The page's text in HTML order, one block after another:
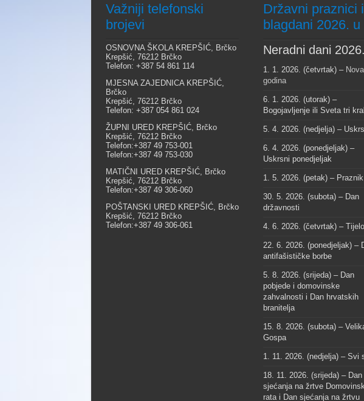
Važniji telefonski
brojevi
OSNOVNA ŠKOLA KREPŠIĆ, Brčko
Krepšić, 76212 Brčko
Telefon: +387 54 861 114
MJESNA ZAJEDNICA KREPŠIĆ,
Brčko
Krepšić, 76212 Brčko
Telefon: +387 054 861 024
ŽUPNI URED KREPŠIĆ, Brčko
Krepšić, 76212 Brčko
Telefon:+387 49 753-001
Telefon:+387 49 753-030
MATIČNI URED KREPŠIĆ, Brčko
Krepšić, 76212 Brčko
Telefon:+387 49 306-060
POŠTANSKI URED KREPŠIĆ, Brčko
Krepšić, 76212 Brčko
Telefon:+387 49 306-061
Državni praznici i
blagdani 2026. u
Neradni dani 2026.
1. 1. 2026. (četvrtak) – Nova
godina
6. 1. 2026. (utorak) –
Bogojavljenje ili Sveta tri
5. 4. 2026. (nedjelja) – Uskrs
6. 4. 2026. (ponedjeljak) –
Uskrsni ponedjeljak
1. 5. 2026. (petak) –
30. 5. 2026. (subota) – Dan
državnosti
4. 6. 2026. (četvrtak) –
22. 6. 2026. (ponedjeljak) –
antifašističke borbe
5. 8. 2026. (srijeda) – Dan
pobjede i domovinske
zahvalnosti i Dan hrvatskih
branitelja
15. 8. 2026. (subota) –
Gospa
1. 11. 2026. (nedjelja) – Svi
18. 11. 2026. (srijeda) – Dan
sjećanja na žrtve
rata i Dan sjećanja na žrtvu